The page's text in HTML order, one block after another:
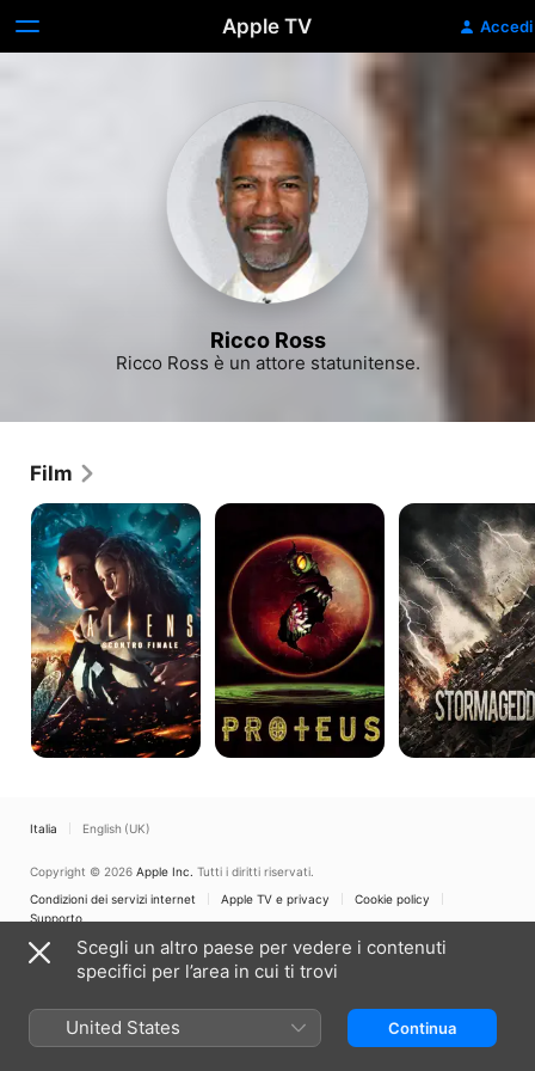
Apple TV Accedi
Ricco Ross
Ricco Ross è un attore statunitense.
Film
Aliens Proteus Stormageddon
Italia English (UK)
Copyright © 2026 Apple Inc. Tutti i diritti riservati.
Condizioni dei servizi internet
Apple TV e privacy
Cookie policy
Supporto
Scegli un altro paese per vedere i contenuti
specifici per l’area in cui ti trovi
United States Continua